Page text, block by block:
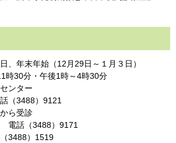
、年末年始（12月29日～１月３日）
時30分・午後1時～4時30分
ンター
（3488）9121
ら受診
電話（3488）9171
3488）1519